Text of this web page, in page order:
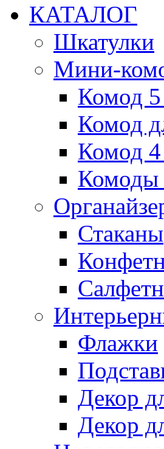
КАТАЛОГ
Шкатулки
Мини-
Комод
Комод
Комод
Комоды
Стаканы
Флажки
Декор
Декор